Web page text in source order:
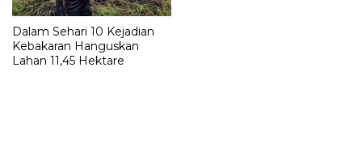
Dalam Sehari 10 Kejadian
Kebakaran Hanguskan
Lahan 11,45 Hektare